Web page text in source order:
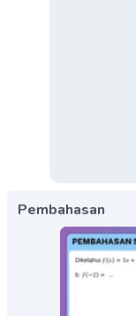
Pembahasan